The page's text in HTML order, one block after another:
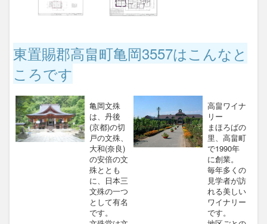
東置賜郡高畠町亀岡3557はこんなと
ころです
亀岡文殊
は、丹後
(京都)の切
戸の文殊、
大和(奈良)
の安倍の文
殊ととも
に、日本三
文殊の一つ
として有名
です。
高畠ワイナ
リー
まほろばの
里、高畠町
で1990年
に創業。
毎年多くの
見学者が訪
れる美しい
ワイナリー
です。